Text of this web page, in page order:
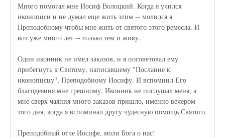
Много помогал мне Иосиф Волоцкий. Когда я учился
иконописи и не думал еще жить этим -- молился я
Преподобному чтобы мне жить от святого этого ремесла. И
вот уже много лет -- только тем и живу.
Один иконник не имел заказов, и я посоветовал ему
прибегнуть к Святому, написавшему "Послание к
иконописцу", Преподобному Иосифу. И вспомнил Его
благодеяния мне грешному. Иконник не послушал меня, а
мне сверх чаяния много заказов пришло, именно вечером
того дня, когда я вспоминал другу чудесную помощь Святого.
Преподобный отче Иосифе, моли Бога о нас!